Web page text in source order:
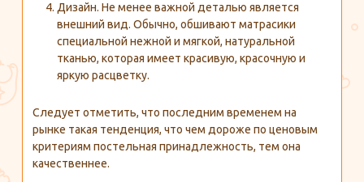
Дизайн. Не менее важной деталью является
внешний вид. Обычно, обшивают матрасики
специальной нежной и мягкой, натуральной
тканью, которая имеет красивую, красочную и
яркую расцветку.
Следует отметить, что последним временем на
рынке такая тенденция, что чем дороже по ценовым
критериям постельная принадлежность, тем она
качественнее.